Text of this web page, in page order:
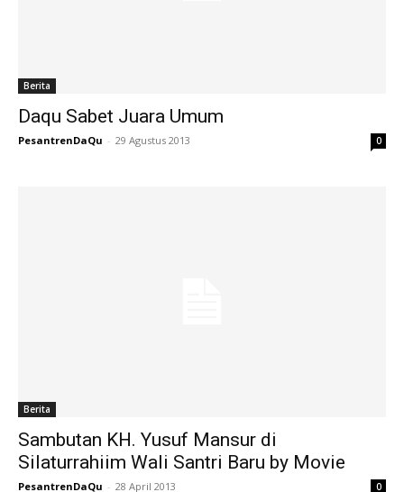
Berita
Daqu Sabet Juara Umum
PesantrenDaQu - 29 Agustus 2013 0
Berita
Sambutan KH. Yusuf Mansur di
Silaturrahiim Wali Santri Baru by Movie
PesantrenDaQu - 28 April 2013 0